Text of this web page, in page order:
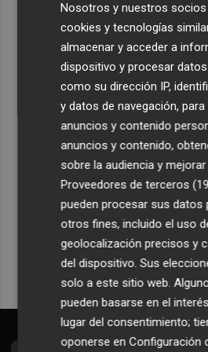
queremos ver en la Liga”
Ocho helicópteros, un avión y
movilizan en Moratalla por un
Recibe toda la
Plaza Podcast
Quiero
Nosotros y nuestros
cookies y tecnologías
almacenar y acceder a
dispositivo y procesar
como su dirección IP,
y datos de navegación,
anuncios y contenido
anuncios y contenido,
sobre la audiencia y
Proveedores de terceros
pueden procesar sus datos
otros fines, incluido el uso
geolocalización precisos y
del dispositivo. Sus
solo a este sitio web.
pueden basarse en el
lugar del consentimiento;
oponerse enConfiguración